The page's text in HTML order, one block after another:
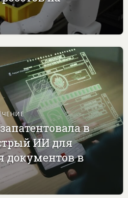
в
ИИ для
документов в